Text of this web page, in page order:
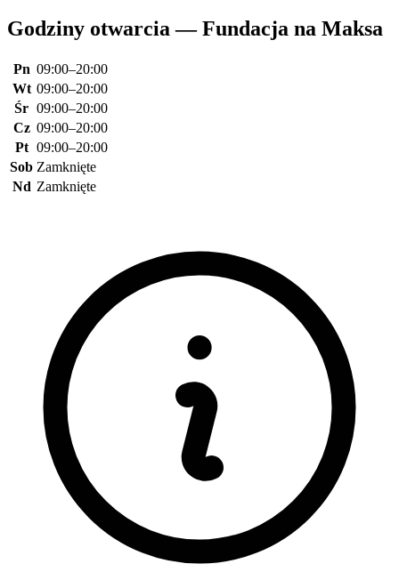
Godziny otwarcia — Fundacja na Maksa
Pn 09:00–20:00
Wt 09:00–20:00
Śr 09:00–20:00
Cz 09:00–20:00
Pt 09:00–20:00
Sob Zamknięte
Nd Zamknięte